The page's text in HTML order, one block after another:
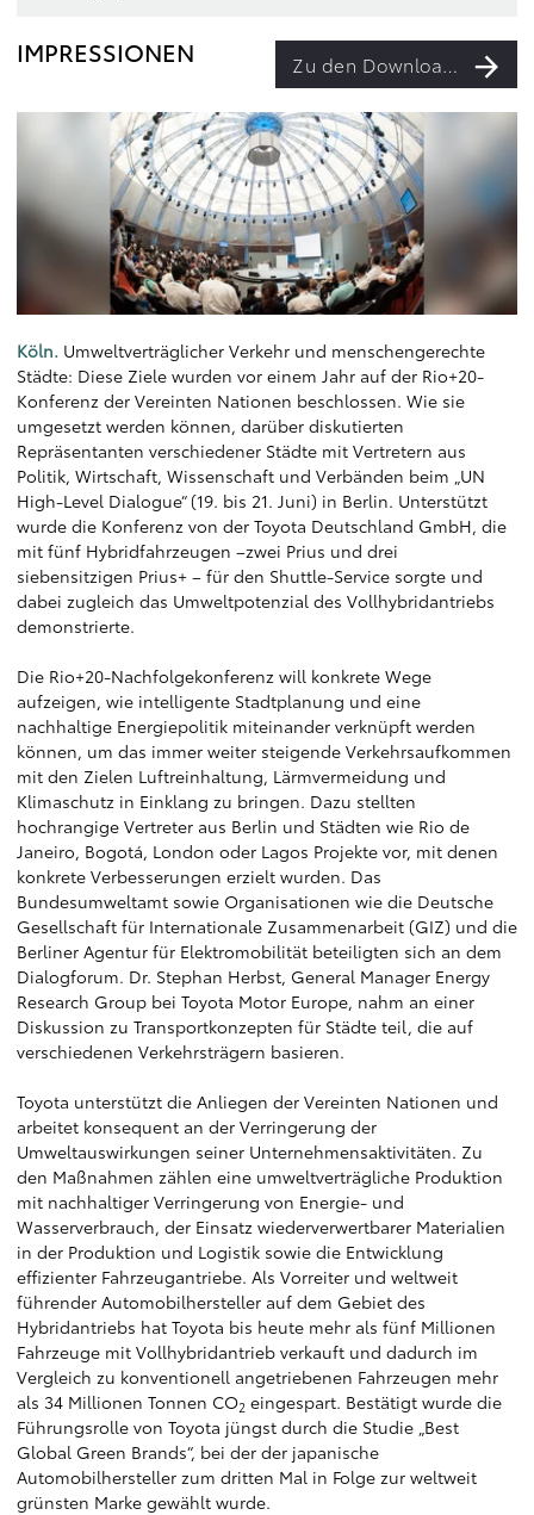
IMPRESSIONEN Zu den Downloads
Köln. Umweltverträglicher Verkehr und menschengerechte
Städte: Diese Ziele wurden vor einem Jahr auf der Rio+20-
Konferenz der Vereinten Nationen beschlossen. Wie sie
umgesetzt werden können, darüber diskutierten
Repräsentanten verschiedener Städte mit Vertretern aus
Politik, Wirtschaft, Wissenschaft und Verbänden beim „UN
High-Level Dialogue“ (19. bis 21. Juni) in Berlin. Unterstützt
wurde die Konferenz von der Toyota Deutschland GmbH, die
mit fünf Hybridfahrzeugen –zwei Prius und drei
siebensitzigen Prius+ – für den Shuttle-Service sorgte und
dabei zugleich das Umweltpotenzial des Vollhybridantriebs
demonstrierte.
Die Rio+20-Nachfolgekonferenz will konkrete Wege
aufzeigen, wie intelligente Stadtplanung und eine
nachhaltige Energiepolitik miteinander verknüpft werden
können, um das immer weiter steigende Verkehrsaufkommen
mit den Zielen Luftreinhaltung, Lärmvermeidung und
Klimaschutz in Einklang zu bringen. Dazu stellten
hochrangige Vertreter aus Berlin und Städten wie Rio de
Janeiro, Bogotá, London oder Lagos Projekte vor, mit denen
konkrete Verbesserungen erzielt wurden. Das
Bundesumweltamt sowie Organisationen wie die Deutsche
Gesellschaft für Internationale Zusammenarbeit (GIZ) und die
Berliner Agentur für Elektromobilität beteiligten sich an dem
Dialogforum. Dr. Stephan Herbst, General Manager Energy
Research Group bei Toyota Motor Europe, nahm an einer
Diskussion zu Transportkonzepten für Städte teil, die auf
verschiedenen Verkehrsträgern basieren.
Toyota unterstützt die Anliegen der Vereinten Nationen und
arbeitet konsequent an der Verringerung der
Umweltauswirkungen seiner Unternehmensaktivitäten. Zu
den Maßnahmen zählen eine umweltverträgliche Produktion
mit nachhaltiger Verringerung von Energie- und
Wasserverbrauch, der Einsatz wiederverwertbarer Materialien
in der Produktion und Logistik sowie die Entwicklung
effizienter Fahrzeugantriebe. Als Vorreiter und weltweit
führender Automobilhersteller auf dem Gebiet des
Hybridantriebs hat Toyota bis heute mehr als fünf Millionen
Fahrzeuge mit Vollhybridantrieb verkauft und dadurch im
Vergleich zu konventionell angetriebenen Fahrzeugen mehr
als 34 Millionen Tonnen CO2 eingespart. Bestätigt wurde die
Führungsrolle von Toyota jüngst durch die Studie „Best
Global Green Brands“, bei der der japanische
Automobilhersteller zum dritten Mal in Folge zur weltweit
grünsten Marke gewählt wurde.